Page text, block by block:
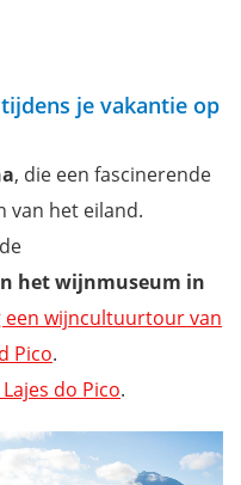
je vakantie op
, die een fascinerende
van het eiland.
het wijnmuseum in
een wijncultuurtour van
Pico.
do Pico.